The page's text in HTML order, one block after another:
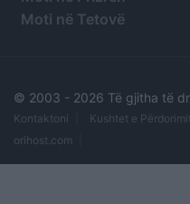
Moti në Tetovë
© 2003 - 2026 Të gjitha të
Kontaktoni Kushtet e Përdorimit
orihost.com